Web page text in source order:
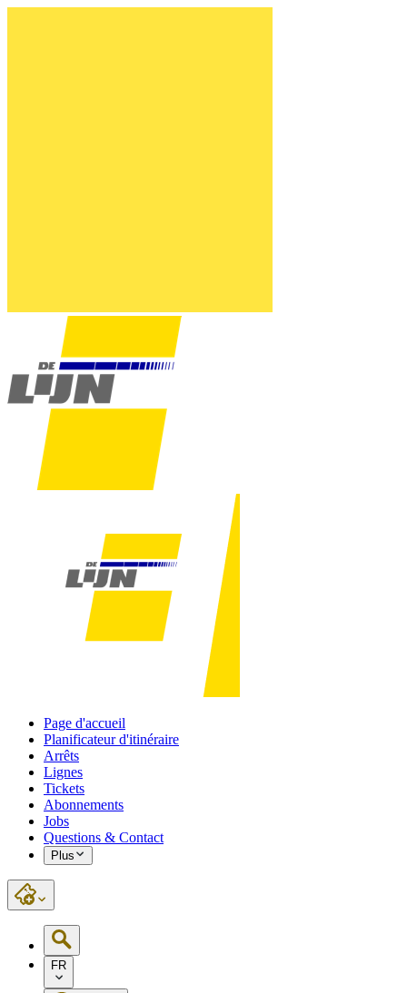
Page d'accueil
Planificateur d'itinéraire
Arrêts
Lignes
Tickets
Abonnements
Jobs
Questions & Contact
Plus
FR